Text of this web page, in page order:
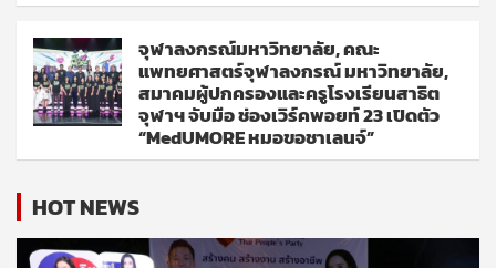
จุฬาลงกรณ์มหาวิทยาลัย, คณะ
แพทยศาสตร์จุฬาลงกรณ์ มหาวิทยาลัย,
สมาคมผู้ปกครองและครูโรงเรียนสาธิต
จุฬาฯ จับมือ ช่องเวิร์คพอยท์ 23 เปิดตัว
“MedUMORE หมอขอชาเลนจ์”
HOT NEWS